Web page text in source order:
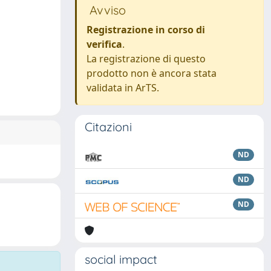
Avviso
Registrazione in corso di
verifica.
La registrazione di questo
prodotto non è ancora stata
validata in ArTS.
Citazioni
ND
ND
ND
social impact